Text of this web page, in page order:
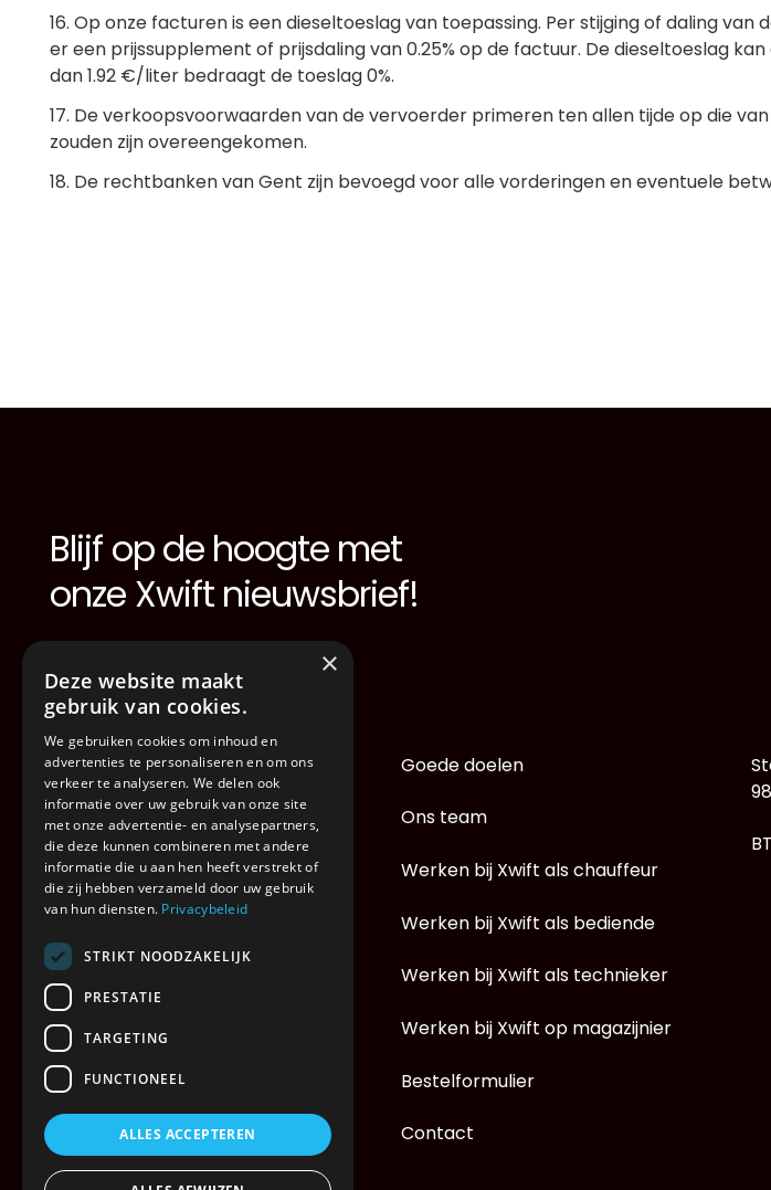
16. Op onze facturen is een dieseltoeslag van toepassing. Per stijging of daling
er een prijssupplement of prijsdaling van 0.25% op de factuur. De dieseltoeslag
dan 1.92 €/liter bedraagt de toeslag 0%.
17. De verkoopsvoorwaarden van de vervoerder primeren ten allen tijde op die
zouden zijn overeengekomen.
18. De rechtbanken van Gent zijn bevoegd voor alle vorderingen en eventuele
Footer
Blijf op de hoogte met
onze Xwift nieuwsbrief!
Home
Dedicated transport
24u distributie
Warehousing
Wagenpark
Ons verhaal
ESG & Duurzaamheid
Goede doelen
Ons team
Werken bij Xwift als chauffeur
Werken bij Xwift als bediende
Werken bij Xwift als technieker
Werken bij Xwift op magazijnier
Bestelformulier
Contact
×
Deze website maakt
gebruik van cookies.
We gebruiken cookies om inhoud en
advertenties te personaliseren en om ons
verkeer te analyseren. We delen ook
informatie over uw gebruik van onze site
met onze advertentie- en analysepartners,
die deze kunnen combineren met andere
informatie die u aan hen heeft verstrekt of
die zij hebben verzameld door uw gebruik
van hun diensten. Privacybeleid
STRIKT NOODZAKELIJK
PRESTATIE
TARGETING
FUNCTIONEEL
ALLES ACCEPTEREN